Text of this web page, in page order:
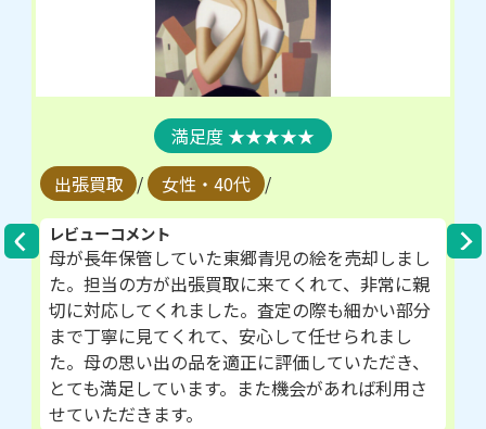
★★★★★
出張買取 / 女性・40代 /
レビューコメント
母が長年保管していた東郷青児の絵を売却しまし
た。担当の方が出張買取に来てくれて、非常に親
切に対応してくれました。査定の際も細かい部分
まで丁寧に見てくれて、安心して任せられまし
た。母の思い出の品を適正に評価していただき、
とても満足しています。また機会があれば利用さ
せていただきます。